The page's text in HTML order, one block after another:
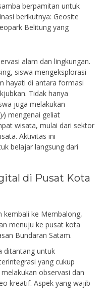
berpamitan untuk
berikutnya: Geosite
Belitung yang
alam dan lingkungan.
siswa mengeksplorasi
hayati di antara formasi
Tidak hanya
juga melakukan
) mengenai geliat
wisata, mulai dari sektor
Aktivitas ini
belajar langsung dari
di Pusat Kota
kembali ke Membalong,
menuju ke pusat kota
Bundaran Satam.
ditantang untuk
yang cukup
observasi dan
kreatif. Aspek yang wajib